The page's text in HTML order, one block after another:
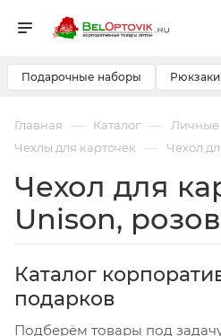
Подарочные наборы
Главная — Каталог — Личные
Чехлы для карточек — Чехол
Чехол для
Unison,
Каталог
подарков
Подберём товары под